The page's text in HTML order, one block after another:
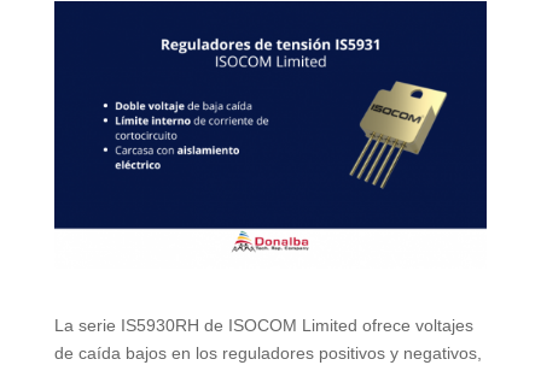
La serie IS5930RH de ISOCOM Limited ofrece voltajes
de caída bajos en los reguladores positivos y negativos,